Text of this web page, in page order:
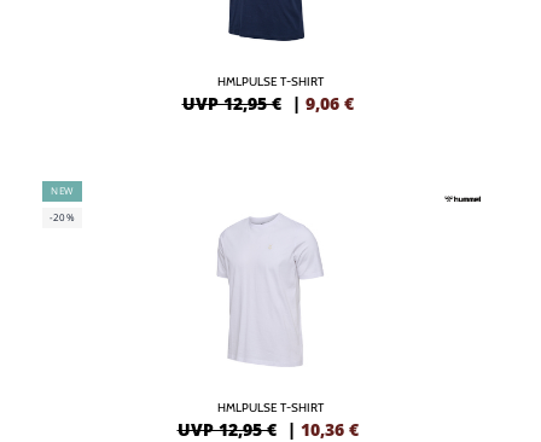
HMLPULSE T-SHIRT
UVP 12,95 € | 9,06 €
NEW
-20%
HMLPULSE T-SHIRT
UVP 12,95 € | 10,36 €